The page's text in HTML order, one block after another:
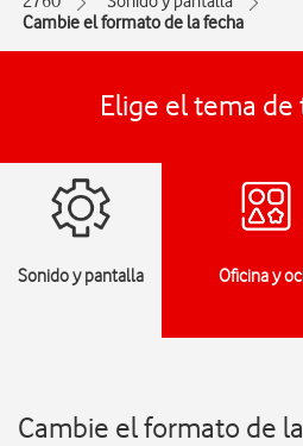
Cambie el formato de la fecha
Elige el tema de
Sonido y pantalla Oficina y
Cambie el formato de